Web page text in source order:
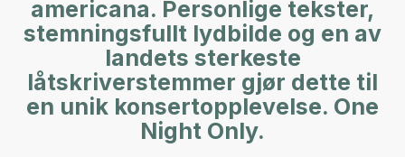
americana. Personlige tekster,
stemningsfullt lydbilde og en av
landets sterkeste
låtskriverstemmer gjør dette til
en unik konsertopplevelse. One
Night Only.